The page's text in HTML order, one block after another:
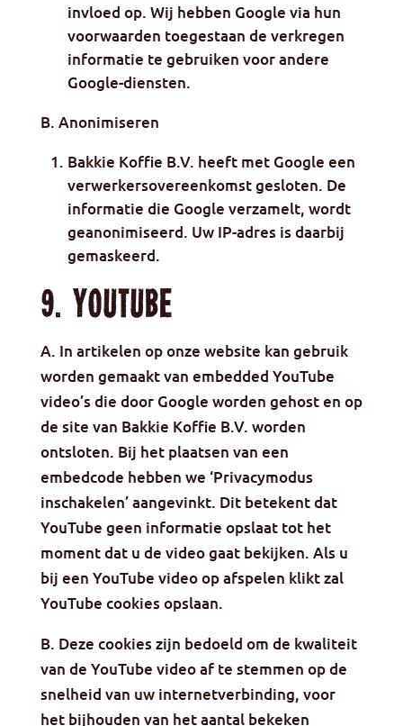
invloed op. Wij hebben Google via hun
voorwaarden toegestaan de verkregen
informatie te gebruiken voor andere
Google-diensten.
B. Anonimiseren
Bakkie Koffie B.V. heeft met Google een
verwerkersovereenkomst gesloten. De
informatie die Google verzamelt, wordt
geanonimiseerd. Uw IP-adres is daarbij
gemaskeerd.
9. Youtube
A. In artikelen op onze website kan gebruik
worden gemaakt van embedded YouTube
video’s die door Google worden gehost en op
de site van Bakkie Koffie B.V. worden
ontsloten. Bij het plaatsen van een
embedcode hebben we ‘Privacymodus
inschakelen’ aangevinkt. Dit betekent dat
YouTube geen informatie opslaat tot het
moment dat u de video gaat bekijken. Als u
bij een YouTube video op afspelen klikt zal
YouTube cookies opslaan.
B. Deze cookies zijn bedoeld om de kwaliteit
van de YouTube video af te stemmen op de
snelheid van uw internetverbinding, voor
het bijhouden van het aantal bekeken